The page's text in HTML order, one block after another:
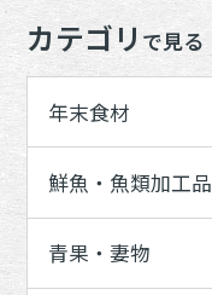
カテゴリ で見る
年末食材
鮮魚・魚類加工品
青果・妻物